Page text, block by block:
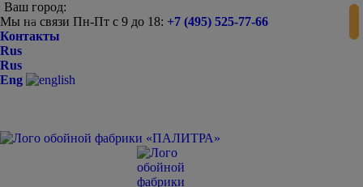
Ваш город:
Мы на связи Пн-Пт с 9 до 18: +7 (495) 525-77-66
Контакты
Rus
Rus
Eng
-